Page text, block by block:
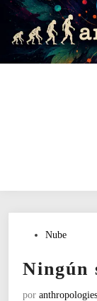
Saltar
contenido
Publicado
Nube
Ningún
poranthropologies